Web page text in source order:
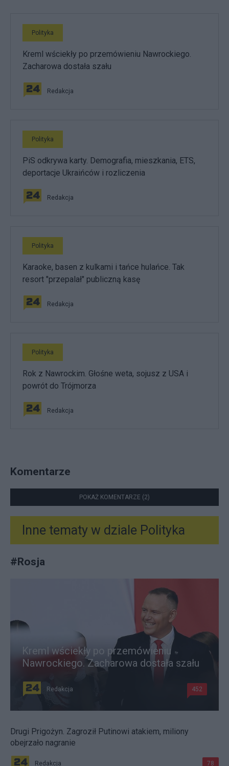
Polityka
Kreml wściekły po przemówieniu Nawrockiego.
Zacharowa dostała szału
Redakcja
Polityka
PiS odkrywa karty. Demografia, mieszkania, ETS,
deportacje Ukraińców i rozliczenia
Redakcja
Polityka
Karaoke, basen z kulkami i tańce hulańce. Tak
resort "przepalał" publiczną kasę
Redakcja
Polityka
Rok z Nawrockim. Głośne weta, sojusz z USA i
powrót do Trójmorza
Redakcja
Komentarze
POKAŻ KOMENTARZE (2)
Inne tematy w dziale Polityka
#Rosja
Kreml wściekły po przemówieniu
Nawrockiego. Zacharowa dostała szału
Redakcja 452
Drugi Prigożyn. Zagroził Putinowi atakiem, miliony
obejrzało nagranie
Redakcja 78